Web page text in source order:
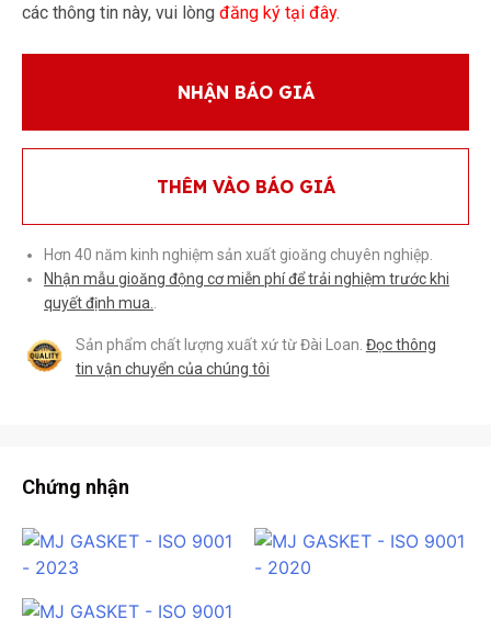
các thông tin này, vui lòng đăng ký tại đây.
NHẬN BÁO GIÁ
THÊM VÀO BÁO GIÁ
Hơn 40 năm kinh nghiệm sản xuất gioăng chuyên nghiệp.
Nhận mẫu gioăng động cơ miễn phí để trải nghiệm trước khi
quyết định mua.
Sản phẩm chất lượng xuất xứ từ Đài Loan. Đọc thông
tin vận chuyển của chúng tôi
Chứng nhận